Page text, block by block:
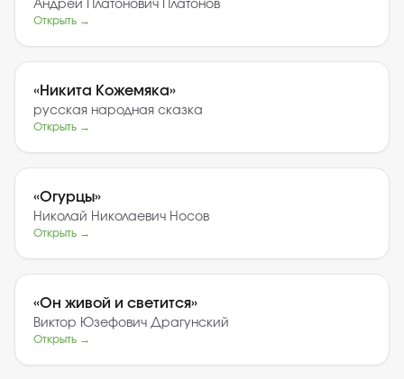
Андрей Платонович Платонов
Открыть →
«Никита Кожемяка»
русская народная сказка
Открыть →
«Огурцы»
Николай Николаевич Носов
Открыть →
«Он живой и светится»
Виктор Юзефович Драгунский
Открыть →